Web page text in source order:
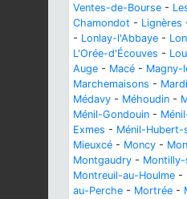
Ventes-de-Bourse -
Chamondot - Lignères
- Lonlay-l'Abbaye -
L'Orée-d'Écouves -
Auge - Macé - Magny-
Marchemaisons -
Médavy - Méhoudin -
Ménil-Gondouin -
Exmes - Ménil-Hubert-
Mieuxcé - Moncy -
Montgaudry -
Montreuil-au-Houlme -
au-Perche - Mortrée -